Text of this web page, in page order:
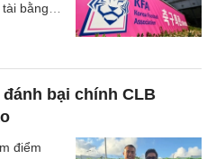
bằng
bại chính CLB
điểm